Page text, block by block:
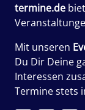
termine.de
Mit unseren
Du Dir Deine
Interessen
Termine stets